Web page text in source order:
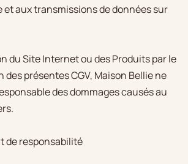
et aux transmissions de données sur
du Site Internet ou des Produits par le
présentes CGV, Maison Bellie ne
des dommages causés au
de responsabilité